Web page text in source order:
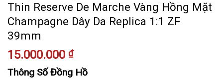
Thin Reserve De Marche Vàng Hồng Mặt
Champagne Dây Da Replica 1:1 ZF
39mm
15.000.000 ₫
Thông Số Đồng Hồ